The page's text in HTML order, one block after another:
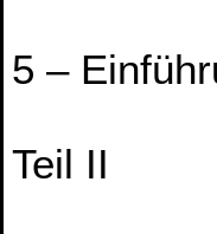
5 –
Teil II